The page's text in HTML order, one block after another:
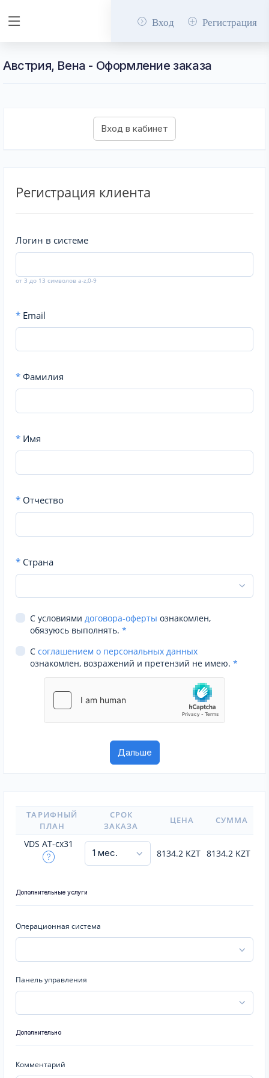
Вход Регистрация
Австрия, Вена - Оформление заказа
Регистрация клиента
Логин в системе
от 3 до 13 символов a-z,0-9
* Email
* Фамилия
* Имя
* Отчество
* Страна
С условиями договора-оферты ознакомлен,
обязуюсь выполнять. *
С соглашением о персональных данных
ознакомлен, возражений и претензий не имею. *
ТАРИФНЫЙ
ПЛАН
СРОК
ЗАКАЗА
ЦЕНА СУММА
VDS AT-cx31
8134.2 KZT 8134.2 KZT
Дополнительные услуги
Операционная система
Панель управления
Дополнительно
Комментарий